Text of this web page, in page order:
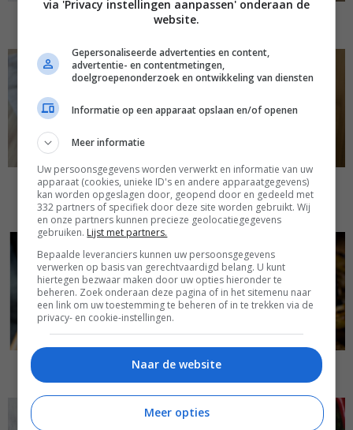
SMOOTHIEBOWL MET EXTRA EIWITTEN
ONTBIJT MET CHAI-STOOFPEERTJES EN SNELLE
GRANOLA
TACO’S
via 'Privacy instellingen aanpassen' onderaan de
website.
Gepersonaliseerde advertenties en content,
advertentie- en contentmetingen,
doelgroepenonderzoek en ontwikkeling van diensten
Informatie op een apparaat opslaan en/of openen
Meer informatie
Uw persoonsgegevens worden verwerkt en informatie van uw
apparaat (cookies, unieke ID's en andere apparaatgegevens)
kan worden opgeslagen door, geopend door en gedeeld met
332 partners of specifiek door deze site worden gebruikt. Wij
en onze partners kunnen precieze geolocatiegegevens
gebruiken. Lijst met partners.
Bepaalde leveranciers kunnen uw persoonsgegevens
verwerken op basis van gerechtvaardigd belang. U kunt
hiertegen bezwaar maken door uw opties hieronder te
beheren. Zoek onderaan deze pagina of in het sitemenu naar
een link om uw toestemming te beheren of in te trekken via de
privacy- en cookie-instellingen.
Naar de website
Meer opties